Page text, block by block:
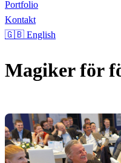
Portfolio
Kontakt
🇬🇧 English
Magiker för